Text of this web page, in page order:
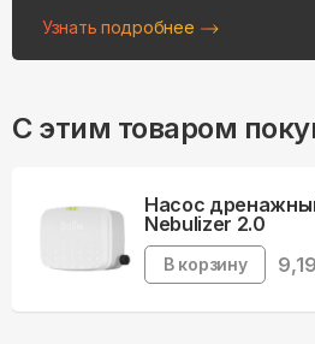
Узнать подробнее
С этим товаром
Насос
Nebulizer 2.0
В корзину